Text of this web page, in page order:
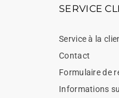
SERVICE
Service à la
Contact
Formulaire de
Informations